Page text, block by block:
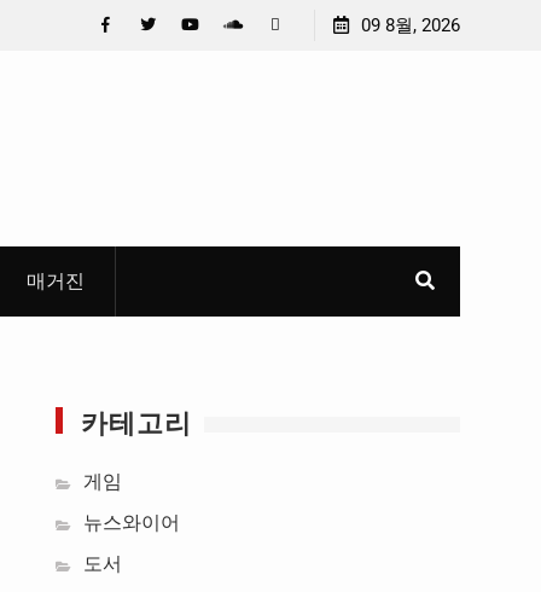
중요 메일메일 제목정준호 의원, 축구협회 슬그머니
09 8월, 2026
매거진
카테고리
게임
뉴스와이어
도서